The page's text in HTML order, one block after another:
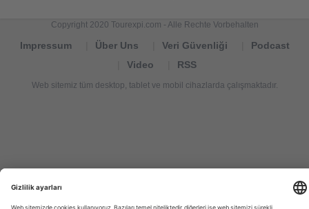
Copyright 2020 Tourexpi.com - Alle Rechte Vorbehalten
Impressum Über Uns Veri Güvenliği
Podcast
Video
RSS
Web sitemiz tüm desktop, tablet ve mobil cihazlarda çalışmaktadır.
news,